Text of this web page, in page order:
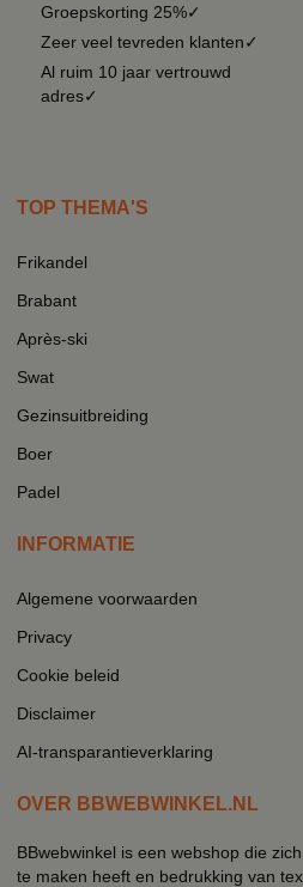
Groepskorting 25%✓
Zeer veel tevreden klanten✓
Al ruim 10 jaar vertrouwd
adres✓
TOP THEMA'S
Frikandel
Brabant
Après-ski
Swat
Gezinsuitbreiding
Boer
Padel
INFORMATIE
Algemene voorwaarden
Privacy
Cookie beleid
Disclaimer
AI-transparantieverklaring
OVER BBWEBWINKEL.NL
BBwebwinkel is een webshop die
te maken heeft en bedrukking van